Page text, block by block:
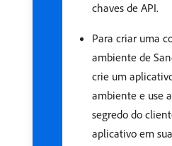
chaves de API.
Para criar uma
ambiente de
crie um
ambiente e use
segredo do
aplicativo em